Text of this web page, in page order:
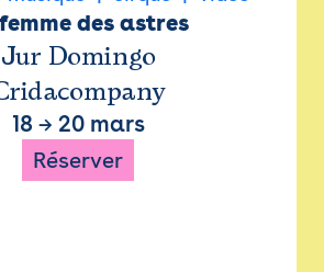
des astres
Jur Domingo
18 → 20 mars
Réserver